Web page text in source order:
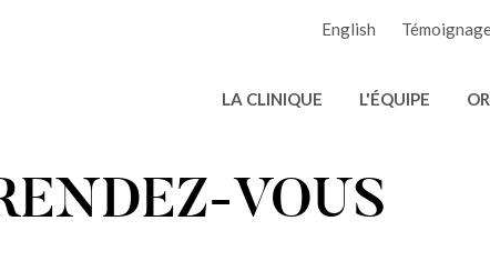
English
LA CLINIQUE L'ÉQUIPE
VOUS